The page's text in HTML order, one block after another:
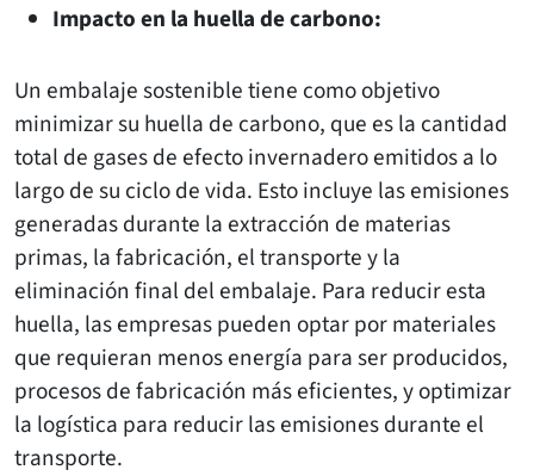
Impacto en la huella de carbono:
Un embalaje sostenible tiene como objetivo
minimizar su huella de carbono, que es la cantidad
total de gases de efecto invernadero emitidos a lo
largo de su ciclo de vida. Esto incluye las emisiones
generadas durante la extracción de materias
primas, la fabricación, el transporte y la
eliminación final del embalaje. Para reducir esta
huella, las empresas pueden optar por materiales
que requieran menos energía para ser producidos,
procesos de fabricación más eficientes, y optimizar
la logística para reducir las emisiones durante el
transporte.